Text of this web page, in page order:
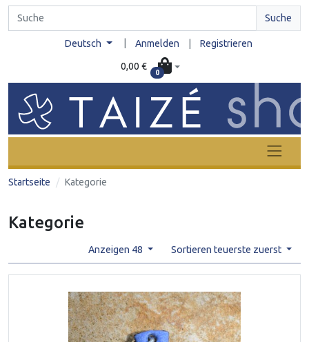
Suche
Deutsch Anmelden Registrieren
0,00 €
0
Startseite Kategorie
Kategorie
Anzeigen 48 Sortieren teuerste zuerst